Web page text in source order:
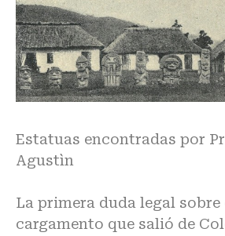
Estatuas encontradas por
Agustìn
La primera duda legal
cargamento que salió de